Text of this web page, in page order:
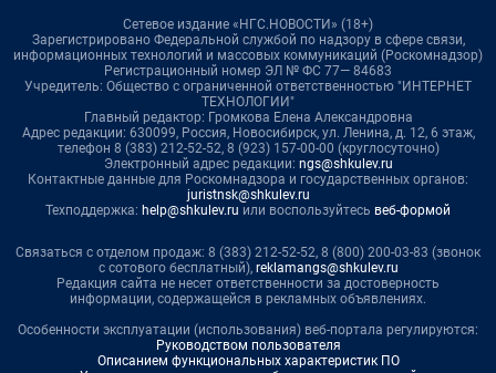
Сетевое издание «НГС.НОВОСТИ» (18+)
Зарегистрировано Федеральной службой по надзору в сфере связи,
информационных технологий и массовых коммуникаций (Роскомнадзор)
Регистрационный номер ЭЛ № ФС 77— 84683
Учредитель: Общество с ограниченной ответственностью "ИНТЕРНЕТ
ТЕХНОЛОГИИ"
Главный редактор: Громкова Елена Александровна
Адрес редакции: 630099, Россия, Новосибирск, ул. Ленина, д. 12, 6 этаж,
телефон 8 (383) 212-52-52, 8 (923) 157-00-00 (круглосуточно)
Электронный адрес редакции: ngs@shkulev.ru
Контактные данные для Роскомнадзора и государственных органов:
juristnsk@shkulev.ru
Техподдержка: help@shkulev.ru или воспользуйтесь веб-формой
Связаться с отделом продаж: 8 (383) 212-52-52, 8 (800) 200-03-83 (звонок
с сотового бесплатный), reklamangs@shkulev.ru
Редакция сайта не несет ответственности за достоверность
информации, содержащейся в рекламных объявлениях.
Особенности эксплуатации (использования) веб-портала регулируются:
Руководством пользователя
Описанием функциональных характеристик ПО